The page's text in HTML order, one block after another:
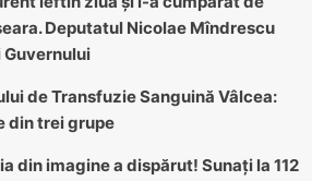
Deputatul Nicolae Mîndrescu
de Transfuzie Sanguină Vâlcea:
din trei grupe
din imagine a dispărut! Sunați la 112